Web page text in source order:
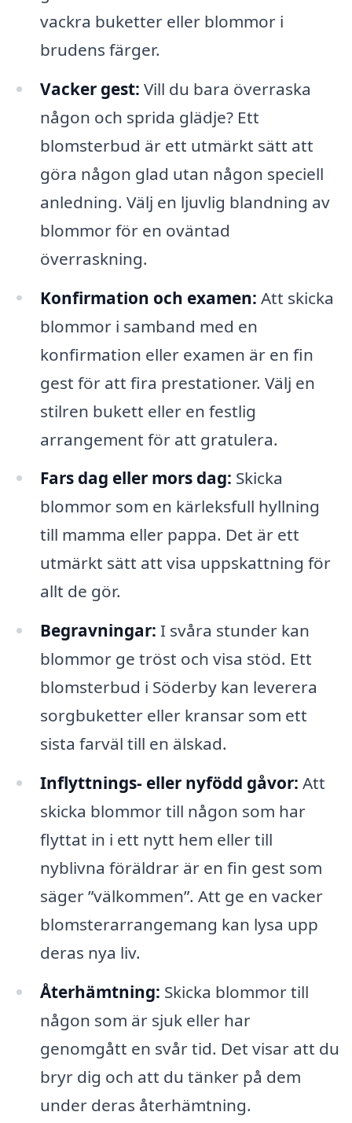
vackra buketter eller blommor i
brudens färger.
Vacker gest: Vill du bara överraska
någon och sprida glädje? Ett
blomsterbud är ett utmärkt sätt att
göra någon glad utan någon speciell
anledning. Välj en ljuvlig blandning av
blommor för en oväntad
överraskning.
Konfirmation och examen: Att skicka
blommor i samband med en
konfirmation eller examen är en fin
gest för att fira prestationer. Välj en
stilren bukett eller en festlig
arrangement för att gratulera.
Fars dag eller mors dag: Skicka
blommor som en kärleksfull hyllning
till mamma eller pappa. Det är ett
utmärkt sätt att visa uppskattning för
allt de gör.
Begravningar: I svåra stunder kan
blommor ge tröst och visa stöd. Ett
blomsterbud i Söderby kan leverera
sorgbuketter eller kransar som ett
sista farväl till en älskad.
Inflyttnings- eller nyfödd gåvor: Att
skicka blommor till någon som har
flyttat in i ett nytt hem eller till
nyblivna föräldrar är en fin gest som
säger ”välkommen”. Att ge en vacker
blomsterarrangemang kan lysa upp
deras nya liv.
Återhämtning: Skicka blommor till
någon som är sjuk eller har
genomgått en svår tid. Det visar att du
bryr dig och att du tänker på dem
under deras återhämtning.